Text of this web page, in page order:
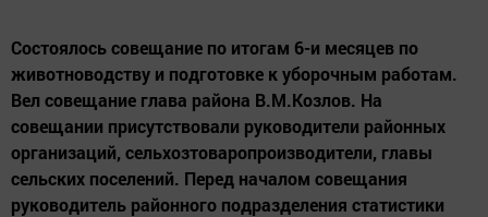
Состоялось совещание по итогам 6-и месяцев по
животноводству и подготовке к уборочным работам.
Вел совещание глава района В.М.Козлов. На
совещании присутствовали руководители районных
организаций, сельхозтоваропроизводители, главы
сельских поселений. Перед началом совещания
руководитель районного подразделения статистики